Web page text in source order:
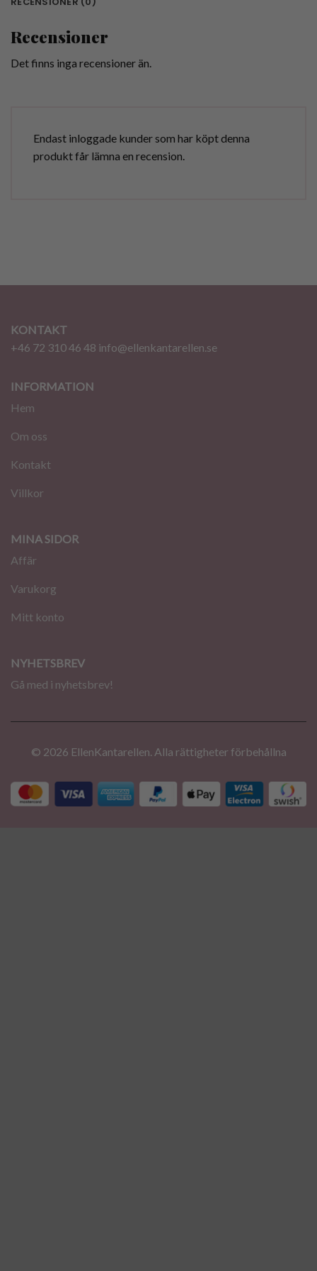
Recensioner
Det finns inga recensioner än.
Endast inloggade kunder som har köpt denna
produkt får lämna en recension.
KONTAKT
+46 72 310 46 48 info@ellenkantarellen.se
INFORMATION
Hem
Om oss
Kontakt
Villkor
MINA SIDOR
Affär
Varukorg
Mitt konto
NYHETSBREV
Gå med i nyhetsbrev!
© 2026 EllenKantarellen. Alla rättigheter förbehållna